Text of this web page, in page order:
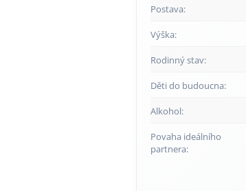
Postava:
Výška:
Rodinný stav:
Děti do budoucna:
Alkohol:
Povaha ideálního
partnera: